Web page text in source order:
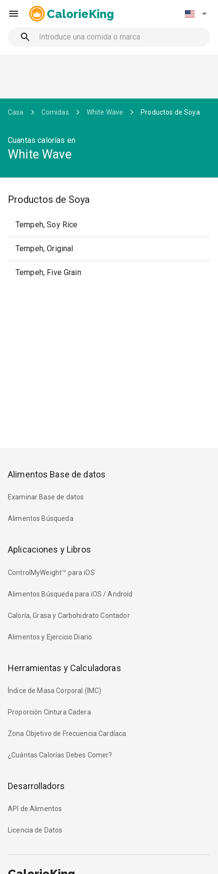
CalorieKing
Casa Comidas White Wave Productos de Soya
Cuantas calorías en
White Wave
Productos de Soya
Tempeh, Soy Rice
Tempeh, Original
Tempeh, Five Grain
Alimentos Base de datos
Examinar Base de datos
Alimentos Búsqueda
Aplicaciones y Libros
ControlMyWeight™ para iOS
Alimentos Búsqueda para iOS / Android
Caloría, Grasa y Carbohidrato Contador
Alimentos y Ejercicio Diario
Herramientas y Calculadoras
Índice de Masa Corporal (IMC)
Proporción Cintura Cadera
Zona Objetivo de Frecuencia Cardíaca
¿Cuántas Calorías Debes Comer?
Desarrolladors
API de Alimentos
Licencia de Datos